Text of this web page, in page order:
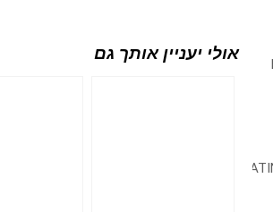
אולי יעניין אותך גם